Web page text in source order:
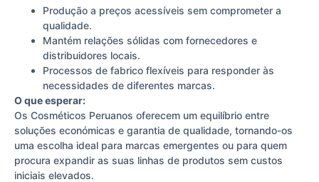
Produção a preços acessíveis sem comprometer a
qualidade.
Mantém relações sólidas com fornecedores e
distribuidores locais.
Processos de fabrico flexíveis para responder às
necessidades de diferentes marcas.
O que esperar:
Os Cosméticos Peruanos oferecem um equilíbrio entre
soluções económicas e garantia de qualidade, tornando-os
uma escolha ideal para marcas emergentes ou para quem
procura expandir as suas linhas de produtos sem custos
iniciais elevados.